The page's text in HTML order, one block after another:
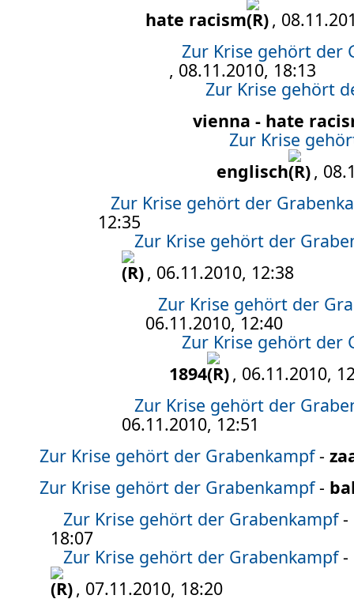
hate racism
,
Zur Krise gehört der
, 08.11.2010, 18:13
Zur Krise gehört
vienna - hate
Zur Krise
englisch
,
Zur Krise gehört der
12:35
Zur Krise gehört der
, 06.11.2010, 12:38
Zur Krise gehört der
06.11.2010, 12:40
Zur Krise gehört der
1894
, 06.11.2010,
Zur Krise gehört der
06.11.2010, 12:51
Zur Krise gehört der Grabenkampf-
Zur Krise gehört der Grabenkampf-
Zur Krise gehört der Grabenkampf-
18:07
Zur Krise gehört der Grabenkampf-
, 07.11.2010, 18:20